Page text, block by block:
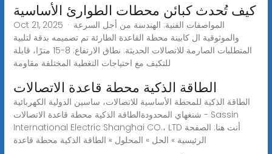
كيف تُحدث كبائن محطات الطوارئ الأساسية
Oct 21, 2025 · المواصفات الفنية: الهندسة من أجل السرعة
والموثوقية ال كابينة محطة القاعدة الطارئة تم تصميمه بدقة لتلبية
المتطلبات الصارمة للاتصالات الحديثة: نطاق الارتفاع: 8-15 مترًا، قابلة
للتكيف مع احتياجات التغطية المختلفة مقاومة
الطاقة الذكية محطة قاعدة الاتصالات
الطاقة الذكية للمحطة الأساسية للاتصالات، ساسين الدولية الكهربائية
شنغهاي المحدودةالطاقة الذكية محطة قاعدة الاتصالات - Sassin
International Electric Shanghai CO.، LTD أنت هنا: الصفحة
الرئيسية » الحل » المحلول » الطاقة الذكية محطة قاعدة